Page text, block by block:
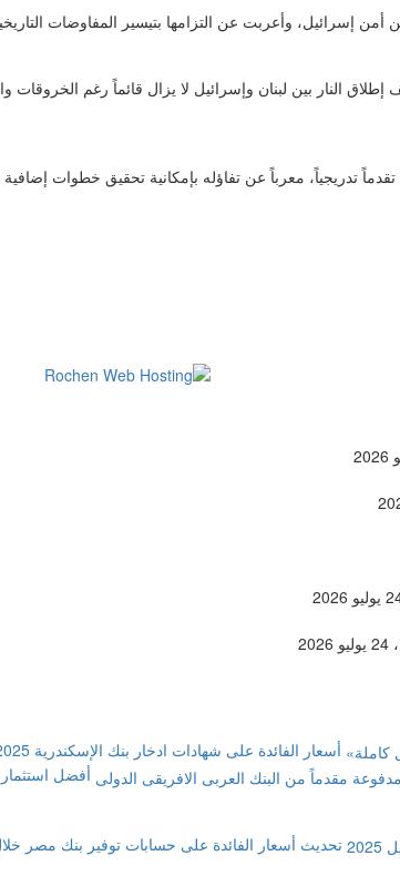
أمن إسرائيل، وأعربت عن التزامها بتيسير المفاوضات
النار بين لبنان وإسرائيل لا يزال قائماً رغم الخروقات
تدريجياً، معرباً عن تفاؤله بإمكانية تحقيق خطوات
أسعار الفائدة على شهادات ادخار بنك الإسكندرية 2025.. «تفاصيل كاملة»
تحديث أسعار الفائدة على حسابات توفير بنك مصر خلال